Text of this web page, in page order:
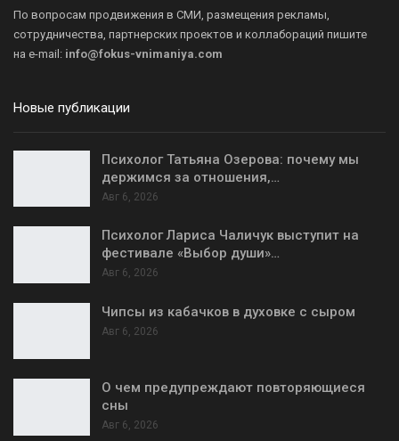
По вопросам продвижения в СМИ, размещения рекламы,
сотрудничества, партнерских проектов и коллабораций пишите
на e-mail: info@fokus-vnimaniya.com
Новые публикации
Психолог Татьяна Озерова: почему мы
держимся за отношения,…
Авг 6, 2026
Психолог Лариса Чаличук выступит на
фестивале «Выбор души»…
Авг 6, 2026
Чипсы из кабачков в духовке с сыром
Авг 6, 2026
О чем предупреждают повторяющиеся
сны
Авг 6, 2026